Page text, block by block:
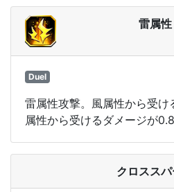
雷属性
Duel
雷属性攻撃。風属性から受け
属性から受けるダメージが0.8
クロススパ